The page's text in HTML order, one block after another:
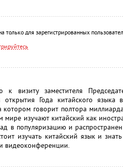
только для зарегистрированных
к визиту заместителя
Года китайского
говорит полтора
мире изучают китайский как
в популяризацию и
изучать китайский язык и
видеоконференции.